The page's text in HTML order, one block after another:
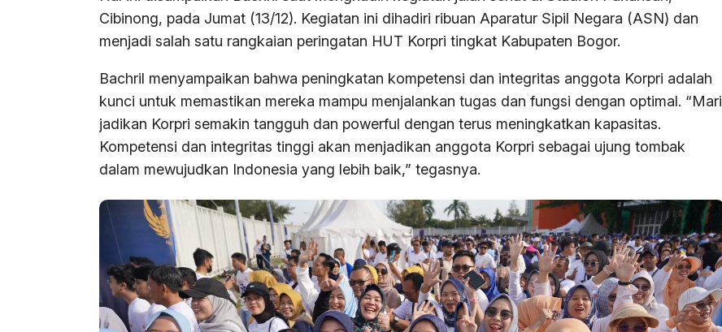
Cibinong, pada Jumat (13/12). Kegiatan ini dihadiri ribuan Aparatur Sipil Negara (ASN) dan
menjadi salah satu rangkaian peringatan HUT Korpri tingkat Kabupaten Bogor.
Bachril menyampaikan bahwa peningkatan kompetensi dan integritas anggota Korpri adalah
kunci untuk memastikan mereka mampu menjalankan tugas dan fungsi dengan optimal. “Mari
jadikan Korpri semakin tangguh dan powerful dengan terus meningkatkan kapasitas.
Kompetensi dan integritas tinggi akan menjadikan anggota Korpri sebagai ujung tombak
dalam mewujudkan Indonesia yang lebih baik,” tegasnya.